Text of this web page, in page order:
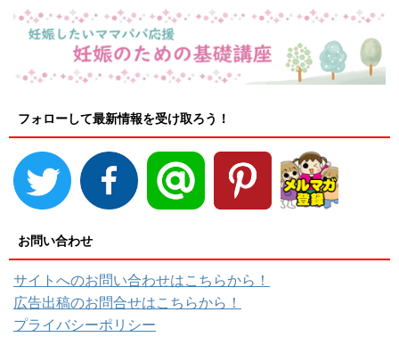
フォローして最新情報を受け取ろう！
お問い合わせ
サイトへのお問い合わせはこちらから！
広告出稿のお問合せはこちらから！
プライバシーポリシー